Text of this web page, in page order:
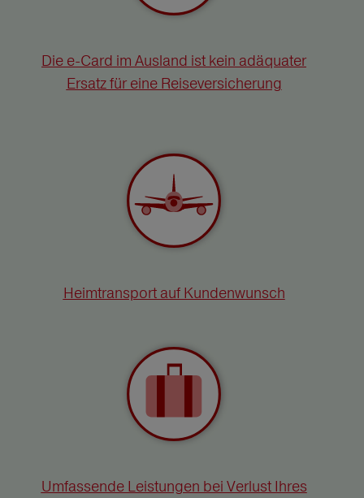
Die e-Card im Ausland ist kein adäquater
Ersatz für eine Reiseversicherung
Heimtransport auf Kundenwunsch
Umfassende Leistungen bei Verlust Ihres